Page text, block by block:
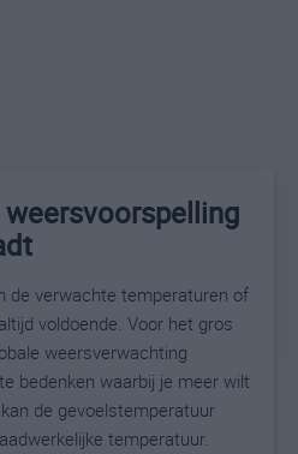
de verwachte temperaturen of
voldoende. Voor het gros
weersverwachting
bedenken waarbij je meer wilt
de gevoelstemperatuur
temperatuur.